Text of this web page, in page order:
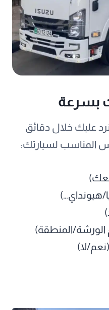
بسرعة
عليك خلال دقائق
المناسب لسيارتك:
هيونداي…)
الورشة/المنطقة)
لا)